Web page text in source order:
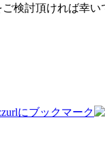
検討頂ければ幸い